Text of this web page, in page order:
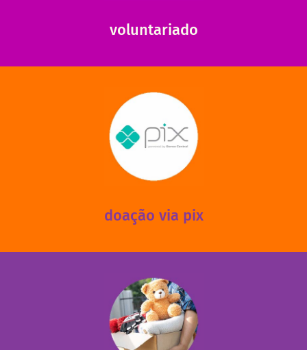
voluntariado
doação via pix
via PIX? Elas também são muito importantes para
mantermos nossas unidades em funcionamento!
saiba mais
das 13h30 às 17h30 (sextas até às 16h30).
fale conosco